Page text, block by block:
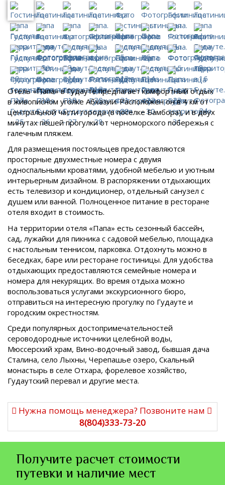
Отель «Папа» в Гудауте предлагает комфортный отдых
в живописном уголке Абхазии. Расположен он в 4 км от
центральной части города (в поселке Бамбора), и в двух
минутах пешей прогулки от черноморского побережья с
галечным пляжем.
Для размещения постояльцев предоставляются
просторные двухместные номера с двумя
односпальными кроватями, удобной мебелью и уютным
интерьерным дизайном. В распоряжении отдыхающих
есть телевизор и кондиционер, отдельный санузел с
душем или ванной. Полноценное питание в ресторане
отеля входит в стоимость.
На территории отеля «Папа» есть сезонный бассейн,
сад, лужайки для пикника с садовой мебелью, площадка
с настольным теннисом, парковка. Отдохнуть можно в
беседках, баре или ресторане гостиницы. Для удобства
отдыхающих предоставляются семейные номера и
номера для некурящих. Во время отдыха можно
воспользоваться услугами экскурсионного бюро,
отправиться на интересную прогулку по Гудауте и
городским окрестностям.
Среди популярных достопримечательностей
сероводородные источники целебной воды,
Мюссерский храм, Вино-водочный завод, бывшая дача
Сталина, село Лыхны, Черепашье озеро, Скальный
монастырь в селе Отхара, форелевое хозяйство,
Гудаутский перевал и другие места.
Нужна помощь менеджера? Позвоните нам
8(804)333-73-20
Получите расчет стоимости
путевки и наличие мест